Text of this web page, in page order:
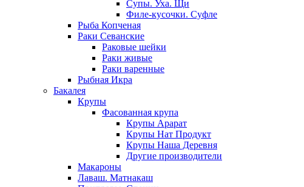
Супы. Уха. Щи
Филе-кусочки. Суфле
Рыба Копченая
Раки Севанские
Раковые шейки
Раки живые
Раки варенные
Рыбная Икра
Бакалея
Крупы
Фасованная крупа
Крупы Арарат
Крупы Нат Продукт
Крупы Наша Деревня
Другие производители
Макароны
Лаваш. Матнакаш